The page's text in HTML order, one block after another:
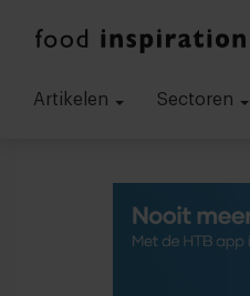
Artikelen Sectoren